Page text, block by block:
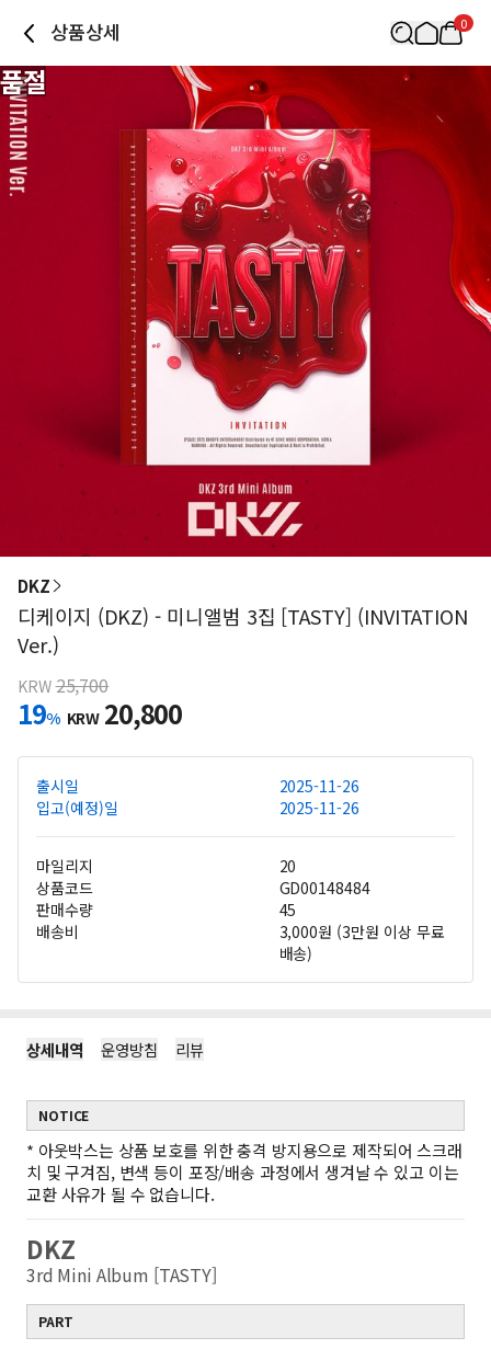
상품상세 0
품절
DKZ
디케이지 (DKZ) - 미니앨범 3집 [TASTY] (INVITATION
Ver.)
KRW 25,700
19% KRW 20,800
출시일
2025-11-26
입고(예정)일
2025-11-26
마일리지
20
상품코드
GD00148484
판매수량
45
배송비
3,000원 (3만원 이상 무료
배송)
상세내역 운영방침 리뷰
NOTICE
* 아웃박스는 상품 보호를 위한 충격 방지용으로 제작되어 스크래
치 및 구겨짐, 변색 등이 포장/배송 과정에서 생겨날 수 있고 이는
교환 사유가 될 수 없습니다.
DKZ
3rd Mini Album [TASTY]
PART